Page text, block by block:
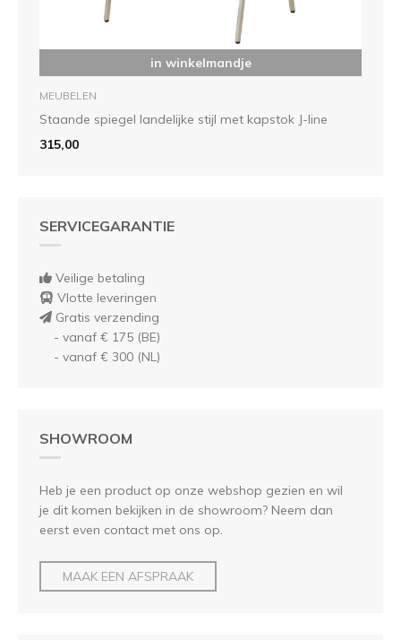
in winkelmandje
MEUBELEN
Staande spiegel landelijke stijl met kapstok J-line
315,00
SERVICEGARANTIE
Veilige betaling
Vlotte leveringen
Gratis verzending
- vanaf € 175 (BE)
- vanaf € 300 (NL)
SHOWROOM
Heb je een product op onze webshop gezien en wil
je dit komen bekijken in de showroom? Neem dan
eerst even contact met ons op.
MAAK EEN AFSPRAAK